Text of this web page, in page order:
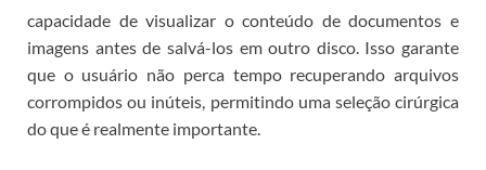
capacidade de visualizar o conteúdo de documentos e
imagens antes de salvá-los em outro disco. Isso garante
que o usuário não perca tempo recuperando arquivos
corrompidos ou inúteis, permitindo uma seleção cirúrgica
do que é realmente importante.